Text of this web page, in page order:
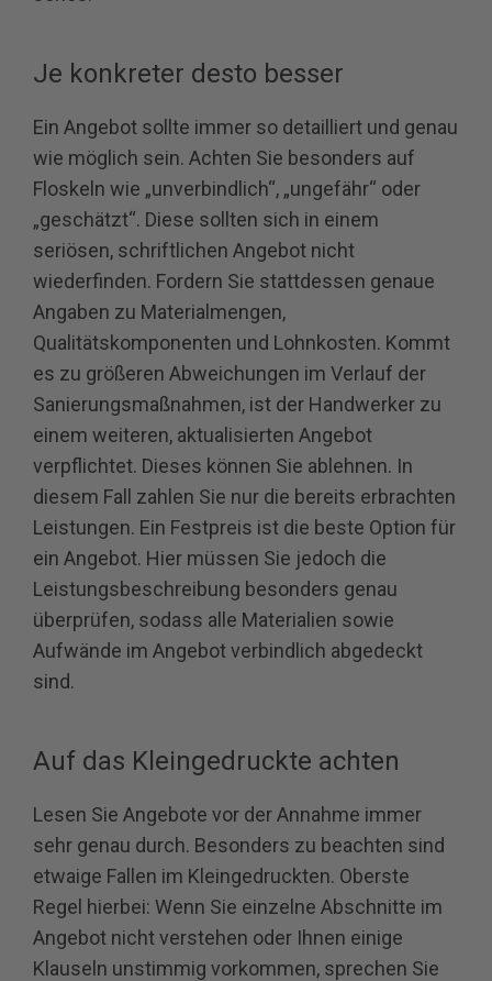
Je konkreter desto besser
Ein Angebot sollte immer so detailliert und genau
wie möglich sein. Achten Sie besonders auf
Floskeln wie „unverbindlich“, „ungefähr“ oder
„geschätzt“. Diese sollten sich in einem
seriösen, schriftlichen Angebot nicht
wiederfinden. Fordern Sie stattdessen genaue
Angaben zu Materialmengen,
Qualitätskomponenten und Lohnkosten. Kommt
es zu größeren Abweichungen im Verlauf der
Sanierungsmaßnahmen, ist der Handwerker zu
einem weiteren, aktualisierten Angebot
verpflichtet. Dieses können Sie ablehnen. In
diesem Fall zahlen Sie nur die bereits erbrachten
Leistungen. Ein Festpreis ist die beste Option für
ein Angebot. Hier müssen Sie jedoch die
Leistungsbeschreibung besonders genau
überprüfen, sodass alle Materialien sowie
Aufwände im Angebot verbindlich abgedeckt
sind.
Auf das Kleingedruckte achten
Lesen Sie Angebote vor der Annahme immer
sehr genau durch. Besonders zu beachten sind
etwaige Fallen im Kleingedruckten. Oberste
Regel hierbei: Wenn Sie einzelne Abschnitte im
Angebot nicht verstehen oder Ihnen einige
Klauseln unstimmig vorkommen, sprechen Sie